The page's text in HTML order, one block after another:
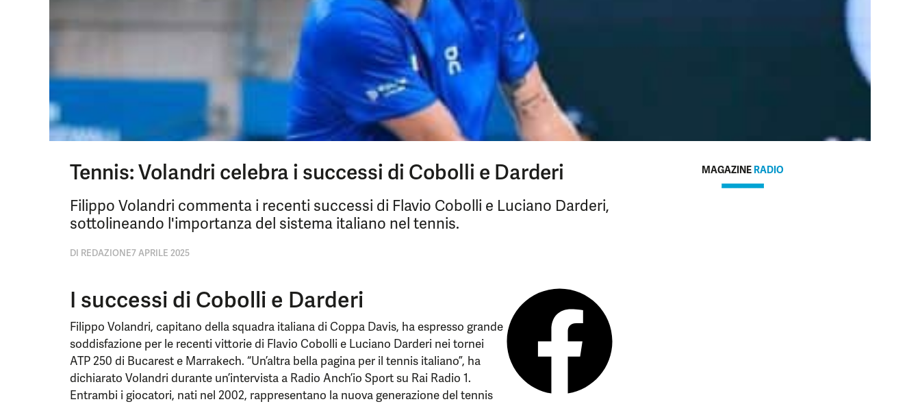
Tennis: Volandri celebra i successi di Cobolli e Darderi
Filippo Volandri commenta i recenti successi di Flavio Cobolli e Luciano Darderi,
sottolineando l'importanza del sistema italiano nel tennis.
DI REDAZIONE7 APRILE 2025
I successi di Cobolli e Darderi
Filippo Volandri, capitano della squadra italiana di Coppa Davis, ha espresso grande
soddisfazione per le recenti vittorie di Flavio Cobolli e Luciano Darderi nei tornei
ATP 250 di Bucarest e Marrakech. “Un’altra bella pagina per il tennis italiano”, ha
dichiarato Volandri durante un’intervista a Radio Anch’io Sport su Rai Radio 1.
Entrambi i giocatori, nati nel 2002, rappresentano la nuova generazione del tennis
MAGAZINE RADIO